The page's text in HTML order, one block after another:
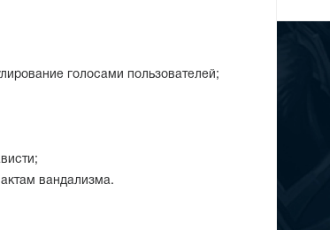
голосами пользователей;
вандализма.